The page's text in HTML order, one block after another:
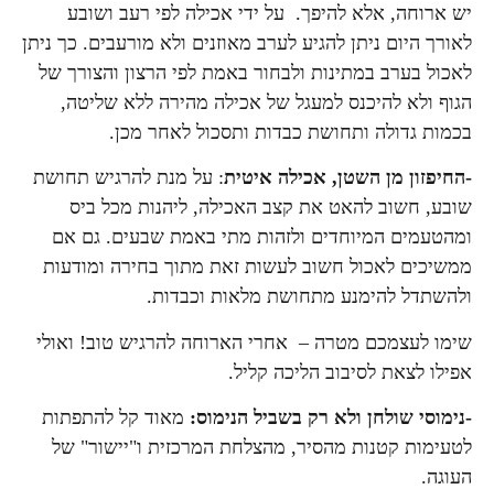
יש ארוחה, אלא להיפך. על ידי אכילה לפי רעב ושובע
לאורך היום ניתן להגיע לערב מאוזנים ולא מורעבים. כך ניתן
לאכול בערב במתינות ולבחור באמת לפי הרצון והצורך של
הגוף ולא להיכנס למעגל של אכילה מהירה ללא שליטה,
בכמות גדולה ותחושת כבדות ותסכול לאחר מכן.
-החיפזון מן השטן, אכילה איטית: על מנת להרגיש תחושת
שובע, חשוב להאט את קצב האכילה, ליהנות מכל ביס
ומהטעמים המיוחדים ולזהות מתי באמת שבעים. גם אם
ממשיכים לאכול חשוב לעשות זאת מתוך בחירה ומודעות
ולהשתדל להימנע מתחושת מלאות וכבדות.
שימו לעצמכם מטרה – אחרי הארוחה להרגיש טוב! ואולי
אפילו לצאת לסיבוב הליכה קליל.
-נימוסי שולחן ולא רק בשביל הנימוס: מאוד קל להתפתות
לטעימות קטנות מהסיר, מהצלחת המרכזית ו"יישור" של
העוגה.